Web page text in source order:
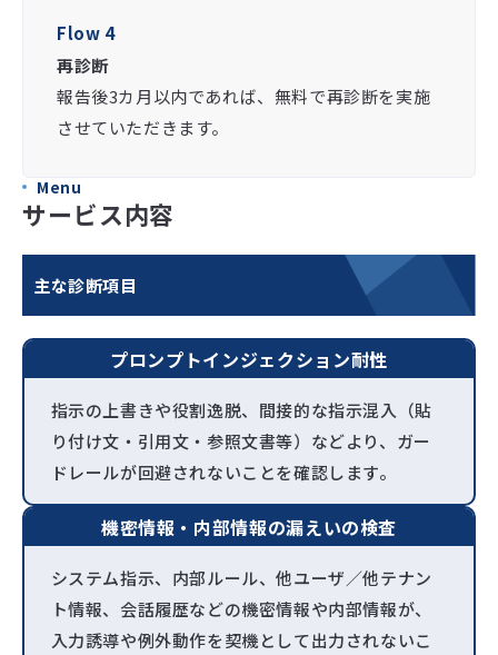
Flow 4
再診断
報告後3カ月以内であれば、無料で再診断を実施
させていただきます。
Menu
サービス内容
主な診断項目
プロンプトインジェクション耐性
指示の上書きや役割逸脱、間接的な指示混入（貼
り付け文・引用文・参照文書等）などより、ガー
ドレールが回避されないことを確認します。
機密情報・内部情報の漏えいの検査
システム指示、内部ルール、他ユーザ／他テナン
ト情報、会話履歴などの機密情報や内部情報が、
入力誘導や例外動作を契機として出力されないこ